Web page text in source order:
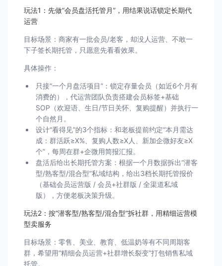
玩法1：先做“会员盘活托管月”，用结果说话锁定长期代
运营
目标场景：商家有一批会员/老客，却没人运营、不敢一
下子签长期托管，只愿意先看看效果。
具体操作：
只接“一个月盘活项目”：锁定存量会员（如近6个月有
消费的），代运营团队负责搭建会员标签+基础
SOP（欢迎语、生日/节日关怀、复购提醒）并执行一
个自然月。
设计“看得见”的3个指标：和老板提前约定“本月需达
成：群活跃≥X%、复购人数≥X人、新加企微好友≥X
个”，每周在群+企微用简报汇报。
盘活后给出长期托管方案：根据一个月数据拆出“潜客
型/熟客型/混合型”私域结构，给出3档长期托管报价
（基础会员运营版 / 会员+社群版 / 全渠道私域
版），方便老板决策升级。
玩法2：按“潜客型/熟客型/混合型”拆社群，用精细运营模
型卖服务
目标场景：零售、美业、教育、低温奶等有不同周期客
群，希望用“精细会员运营+社群增长裂变”打包销售私域
托管。